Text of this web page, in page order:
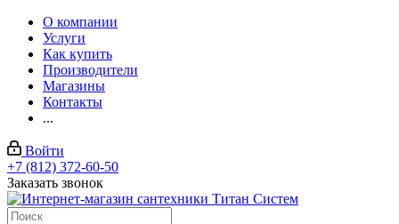
О компании
Услуги
Как купить
Производители
Магазины
Контакты
...
Войти
+7 (812) 372-60-50
Заказать звонок